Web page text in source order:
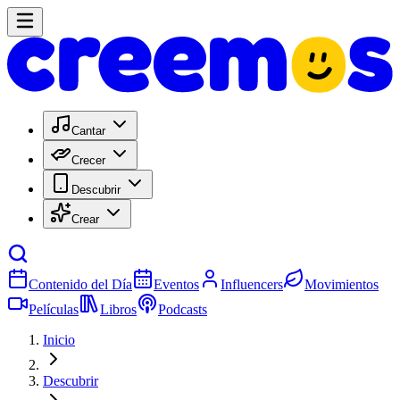
Cantar
Crecer
Descubrir
Crear
Contenido del Día Eventos Influencers
Movimientos
Películas
Libros
Podcasts
Inicio
Descubrir